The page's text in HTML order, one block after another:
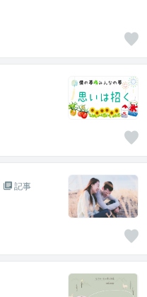
記事